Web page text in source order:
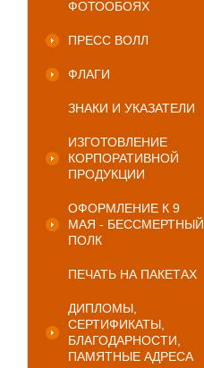
ФОТООБОЯХ
ПРЕСС ВОЛЛ
ФЛАГИ
ЗНАКИ И УКАЗАТЕЛИ
ИЗГОТОВЛЕНИЕ
КОРПОРАТИВНОЙ
ПРОДУКЦИИ
ОФОРМЛЕНИЕ К 9
МАЯ - БЕССМЕРТНЫЙ
ПОЛК
ПЕЧАТЬ НА ПАКЕТАХ
ДИПЛОМЫ,
СЕРТИФИКАТЫ,
БЛАГОДАРНОСТИ,
ПАМЯТНЫЕ АДРЕСА